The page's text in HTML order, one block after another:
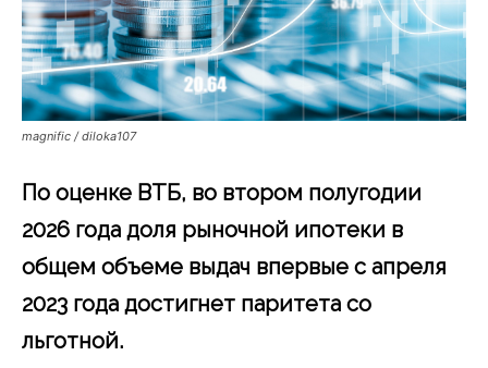
magnific / diloka107
По оценке ВТБ, во втором полугодии
2026 года доля рыночной ипотеки в
общем объеме выдач впервые с апреля
2023 года достигнет паритета со
льготной.